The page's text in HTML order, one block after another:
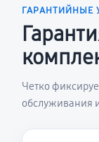
ГАРАНТИЙНЫЕ
Четко
обслуживания